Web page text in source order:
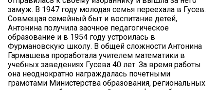
замуж. В 1947 году молодая семья переехала в Гусев.
Совмещая семейный быт и воспитание детей,
Антонина получила заочное педагогическое
образование и в 1954 году устроилась в
Фурмановскую школу. В общей сложности Антонина
Гармашева проработала учителем математики в
учебных заведениях Гусева 40 лет. За время работы
она неоднократно награждалась почетными
грамотами Министерства образования, региональных